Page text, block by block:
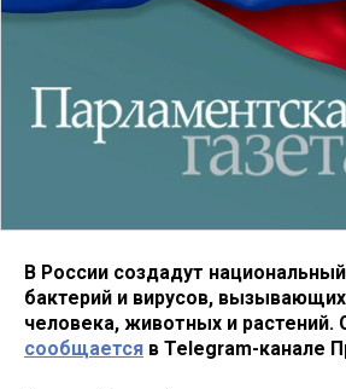
В России создадут
бактерий и вирусов,
человека, животных и растений.
сообщается в Telegram-канале